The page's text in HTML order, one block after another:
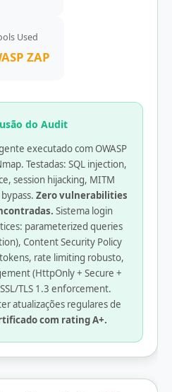
Used
ZAP
do Audit
executado com OWASP
Testadas: SQL injection,
session hijacking, MITM
Zero vulnerabilities
Sistema login
parameterized queries
Content Security Policy
tokens, rate limiting robusto,
(HttpOnly + Secure +
TLS 1.3 enforcement.
atualizações regulares de
com rating A+.